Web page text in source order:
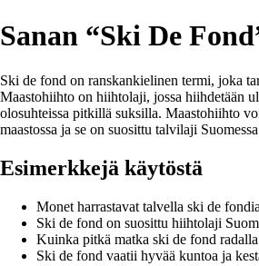
Sanan “Ski De
Ski de fond on ranskankielinen termi, joka
Maastohiihto on hiihtolaji, jossa hiihdetään
olosuhteissa pitkillä suksilla. Maastohiihto
maastossa ja se on suosittu talvilaji
Esimerkkejä käytöstä
Monet harrastavat talvella ski de
Ski de fond on suosittu hiihtolaji
Kuinka pitkä matka ski de fond
Ski de fond vaatii hyvää kuntoa ja